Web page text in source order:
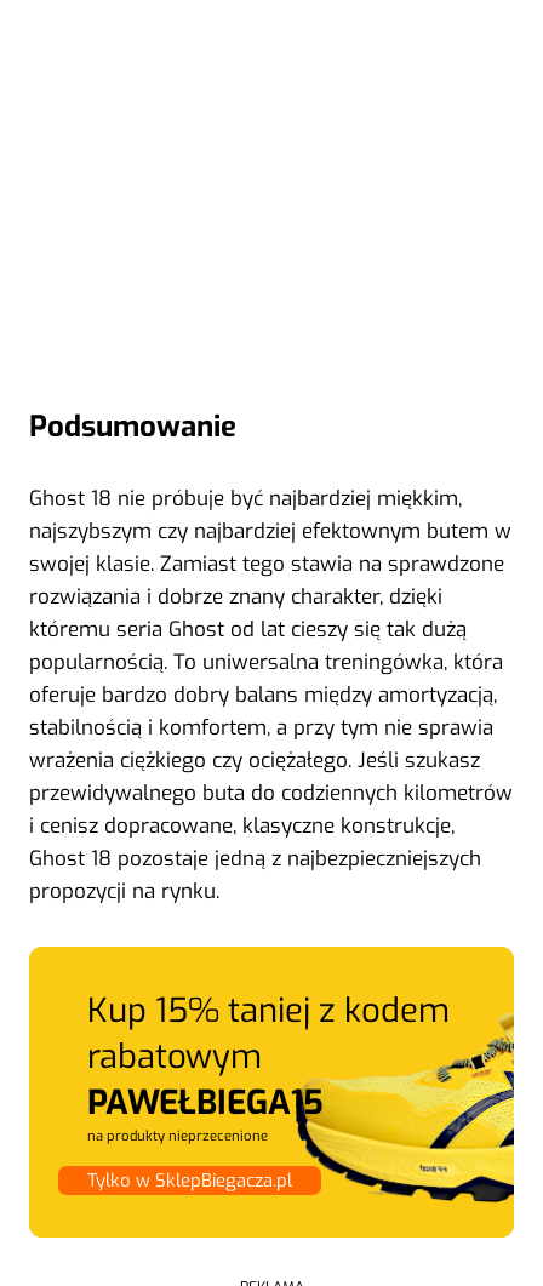
Podsumowanie
Ghost 18 nie próbuje być najbardziej miękkim,
najszybszym czy najbardziej efektownym butem w
swojej klasie. Zamiast tego stawia na sprawdzone
rozwiązania i dobrze znany charakter, dzięki
któremu seria Ghost od lat cieszy się tak dużą
popularnością. To uniwersalna treningówka, która
oferuje bardzo dobry balans między amortyzacją,
stabilnością i komfortem, a przy tym nie sprawia
wrażenia ciężkiego czy ociężałego. Jeśli szukasz
przewidywalnego buta do codziennych kilometrów
i cenisz dopracowane, klasyczne konstrukcje,
Ghost 18 pozostaje jedną z najbezpieczniejszych
propozycji na rynku.
Kup 15% taniej z kodem
rabatowym
PAWEŁBIEGA15
na produkty nieprzecenione
Tylko w SklepBiegacza.pl